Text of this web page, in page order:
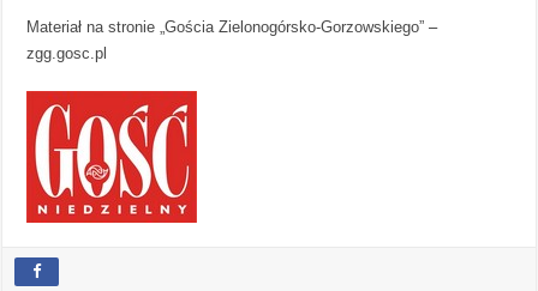
Materiał na stronie „Gościa Zielonogórsko-Gorzowskiego” –
zgg.gosc.pl